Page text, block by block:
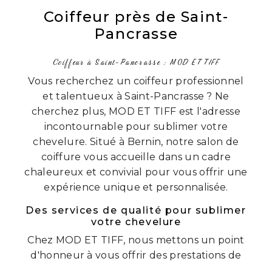
Coiffeur près de Saint-
Pancrasse
Coiffeur à Saint-Pancrasse : MOD ET TIFF
Vous recherchez un coiffeur professionnel
et talentueux à Saint-Pancrasse ? Ne
cherchez plus, MOD ET TIFF est l'adresse
incontournable pour sublimer votre
chevelure. Situé à Bernin, notre salon de
coiffure vous accueille dans un cadre
chaleureux et convivial pour vous offrir une
expérience unique et personnalisée.
Des services de qualité pour sublimer
votre chevelure
Chez MOD ET TIFF, nous mettons un point
d'honneur à vous offrir des prestations de